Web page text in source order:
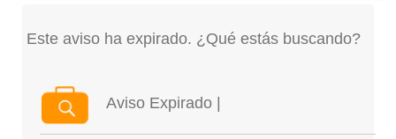
Este aviso ha expirado. ¿Qué estás buscando?
Aviso Expirado |